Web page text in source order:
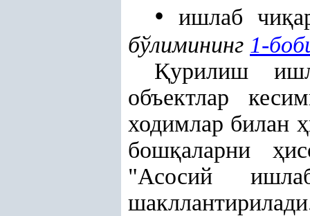
• ишлаб чиқ
бўлимининг 1-
Қурилиш
объектлар
ходимлар билан ҳ
бошқаларни ҳ
"Асосий